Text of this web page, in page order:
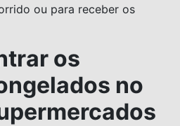
ou para receber os
os
no